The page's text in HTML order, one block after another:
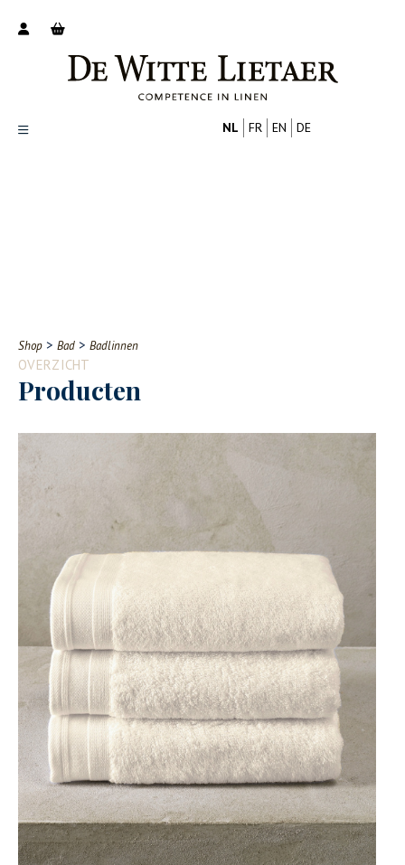
Contact
NL FR EN DE
Shop > Bad > Badlinnen
OVERZICHT
Producten